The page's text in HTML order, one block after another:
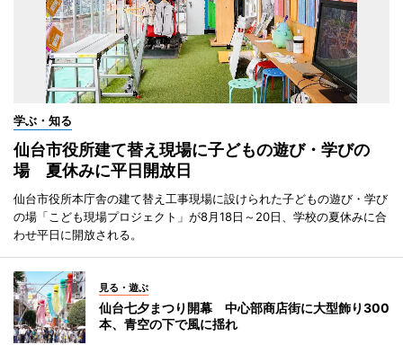
学ぶ・知る
仙台市役所建て替え現場に子どもの遊び・学びの
場 夏休みに平日開放日
仙台市役所本庁舎の建て替え工事現場に設けられた子どもの遊び・学び
の場「こども現場プロジェクト」が8月18日～20日、学校の夏休みに合
わせ平日に開放される。
見る・遊ぶ
仙台七夕まつり開幕 中心部商店街に大型飾り300
本、青空の下で風に揺れ